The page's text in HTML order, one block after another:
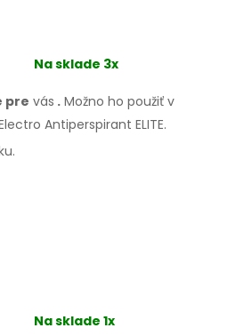
Na sklade 3x
pre vás . Možno ho použiť v
Antiperspirant ELITE.
.
Na sklade 1x